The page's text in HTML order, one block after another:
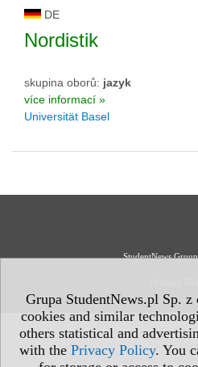
Grupa StudentNews.pl Sp. z
cookies and similar
others statistical and
with the Privacy Policy. You
DE
Nordistik
skupina oborů: jazyk
více informací »
Universität Basel
StudentNews